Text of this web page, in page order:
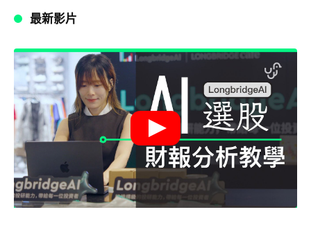
最新影片